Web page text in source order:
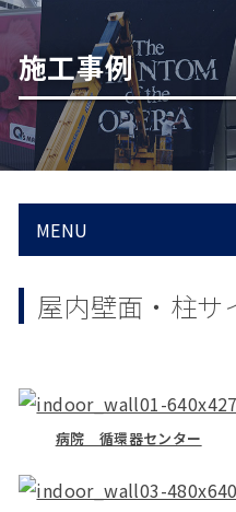
施工事例
MENU
屋内壁面・柱サ
病院 循環器センター